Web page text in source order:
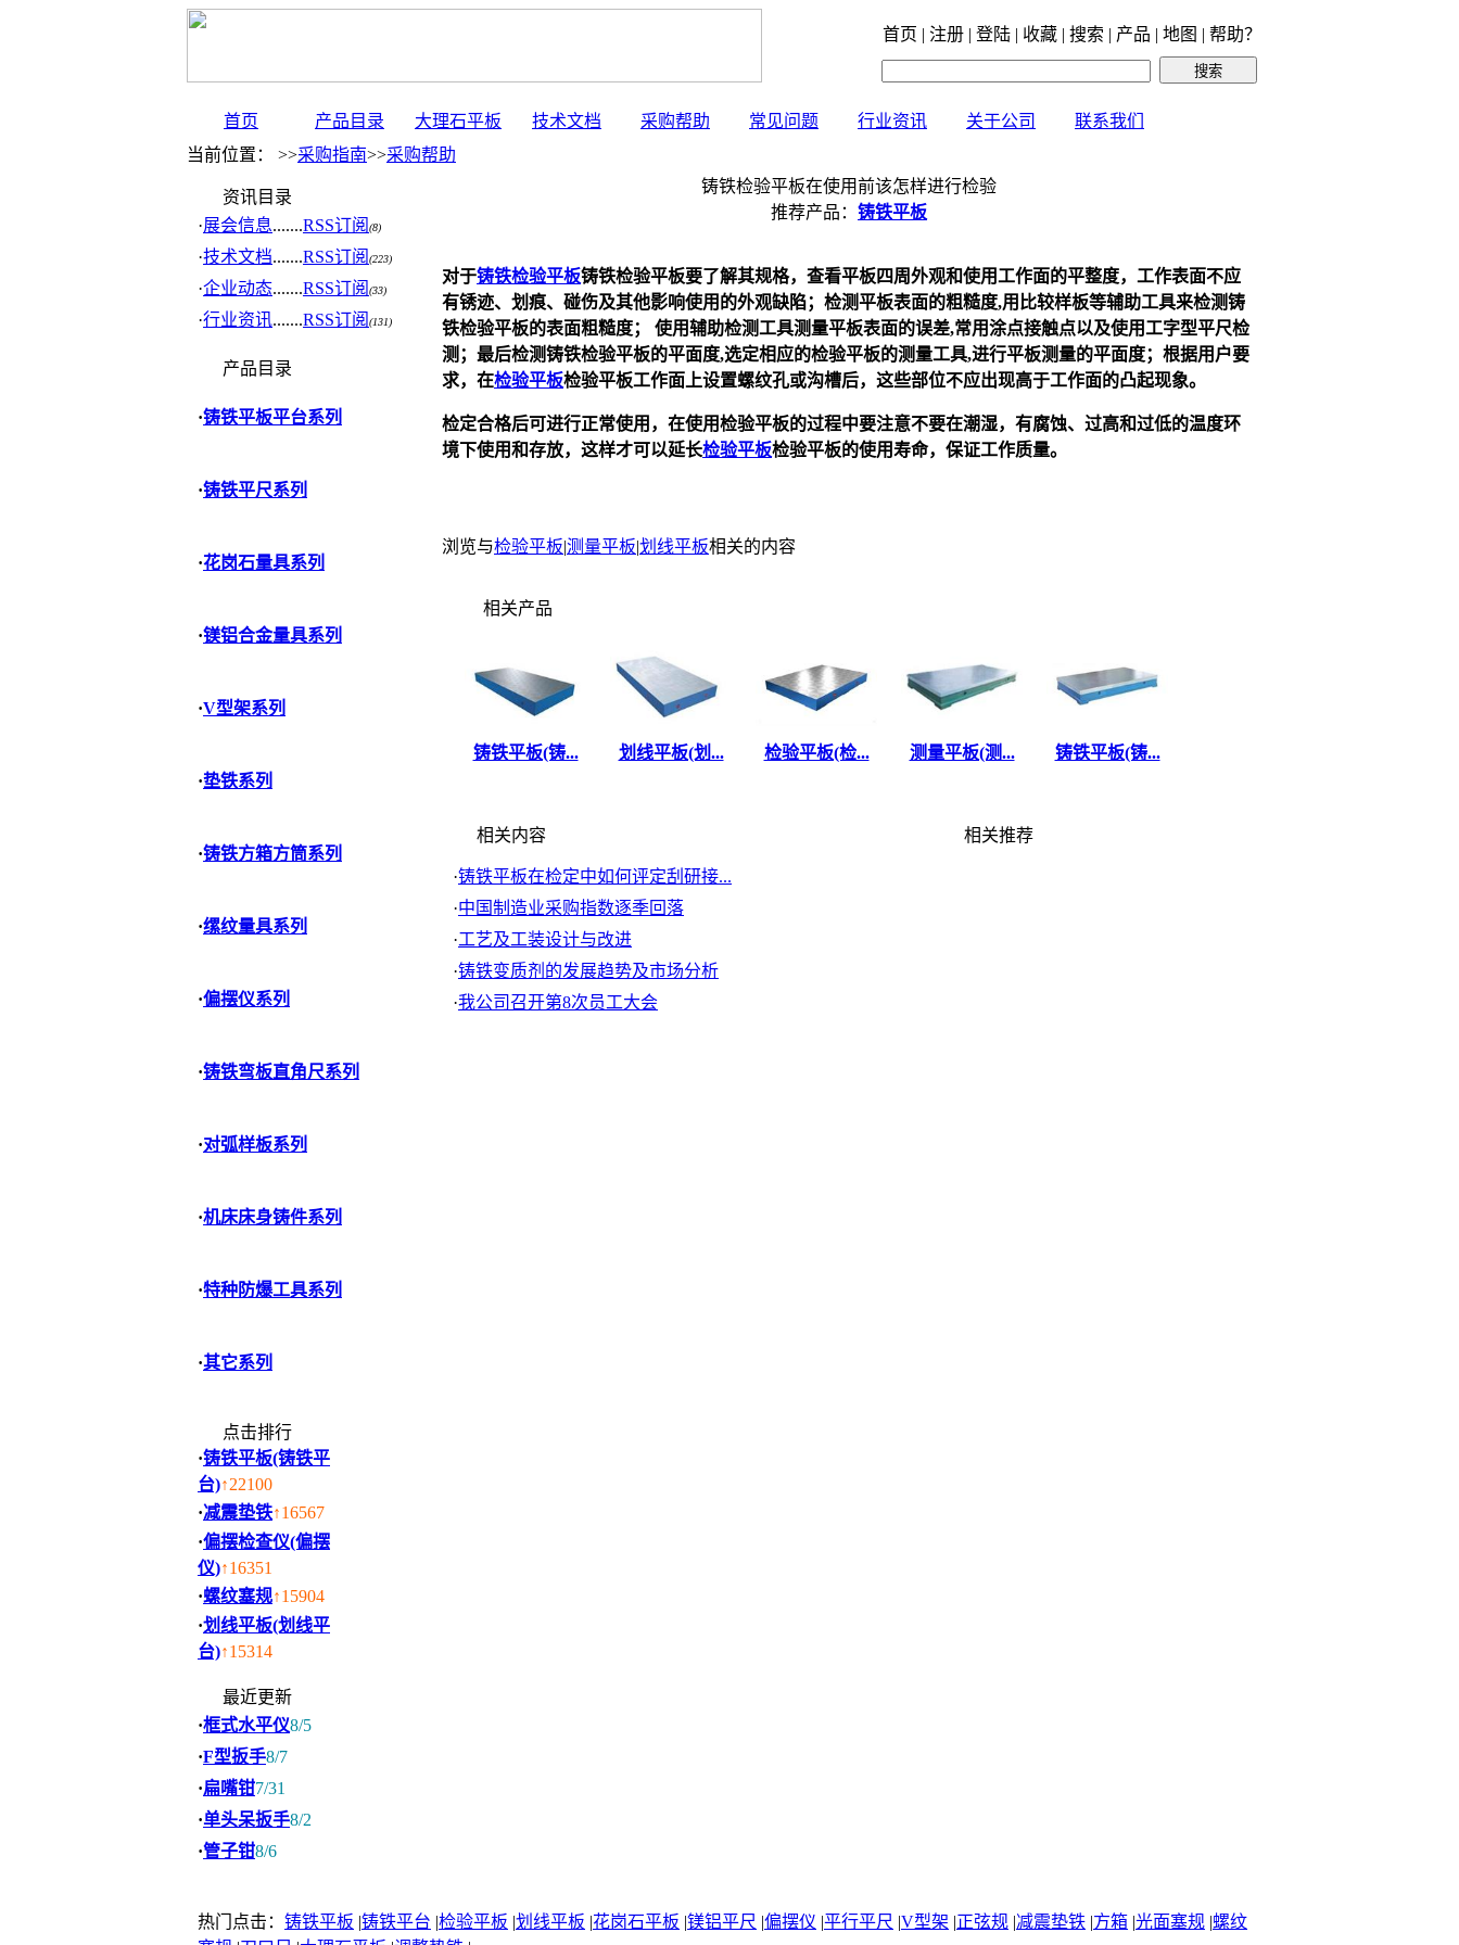
首页 | 注册 | 登陆 | 收藏 | 搜索 | 产品 | 地图 | 帮助？
首页 产品目录 大理石平板 技术文档 采购帮助 常见问题 行业资讯 关于公司
联系我们
当前位置： >>采购指南>>采购帮助
资讯目录
·展会信息.......RSS订阅 (8)
·技术文档.......RSS订阅 (223)
·企业动态.......RSS订阅 (33)
·行业资讯.......RSS订阅 (131)
产品目录
·铸铁平板平台系列
·铸铁平尺系列
·花岗石量具系列
·镁铝合金量具系列
·V型架系列
·垫铁系列
·铸铁方箱方筒系列
·缧纹量具系列
·偏摆仪系列
·铸铁弯板直角尺系列
·对弧样板系列
·机床床身铸件系列
·特种防爆工具系列
·其它系列
点击排行
·铸铁平板(铸铁平
台)↑22100
·减震垫铁↑16567
·偏摆检查仪(偏摆
仪)↑16351
·螺纹塞规↑15904
·划线平板(划线平
台)↑15314
最近更新
·框式水平仪8/5
·F型扳手8/7
·扁嘴钳7/31
·单头呆扳手8/2
·管子钳8/6
铸铁检验平板在使用前该怎样进行检验
推荐产品： 铸铁平板
对于铸铁检验平板铸铁检验平板要了解其规格，查看平板四周外观和使用工作面的平整度，工作表面不应
有锈迹、划痕、碰伤及其他影响使用的外观缺陷；检测平板表面的粗糙度,用比较样板等辅助工具来检测铸
铁检验平板的表面粗糙度； 使用辅助检测工具测量平板表面的误差,常用涂点接触点以及使用工字型平尺检
测；最后检测铸铁检验平板的平面度,选定相应的检验平板的测量工具,进行平板测量的平面度；根据用户要
求，在检验平板检验平板工作面上设置螺纹孔或沟槽后，这些部位不应出现高于工作面的凸起现象。
检定合格后可进行正常使用，在使用检验平板的过程中要注意不要在潮湿，有腐蚀、过高和过低的温度环
境下使用和存放，这样才可以延长检验平板检验平板的使用寿命，保证工作质量。
浏览与检验平板|测量平板|划线平板相关的内容
相关产品
铸铁平板(铸... 划线平板(划... 检验平板(检... 测量平板(测... 铸铁平板(铸...
相关内容
·铸铁平板在检定中如何评定刮研接...
·中国制造业采购指数逐季回落
·工艺及工装设计与改进
·铸铁变质剂的发展趋势及市场分析
·我公司召开第8次员工大会
相关推荐
热门点击： 铸铁平板 |铸铁平台 |检验平板 |划线平板 |花岗石平板 |镁铝平尺 |偏摆仪 |平行平尺 |V型架 |正弦规 |减震垫铁 |方箱 |光面塞规 |螺纹